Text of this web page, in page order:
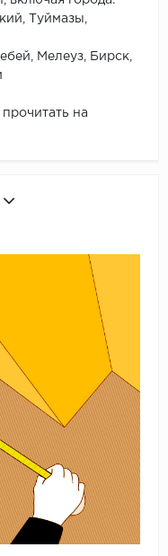
Туймазы,
Мелеуз, Бирск,
на